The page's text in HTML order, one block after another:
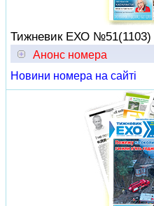
Тижневик ЕХО №51(1103)
Анонс номера
Новини номера на сайті